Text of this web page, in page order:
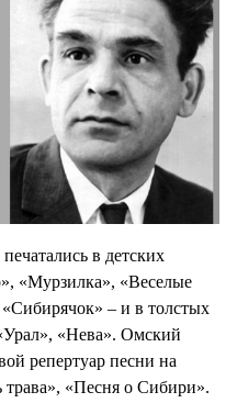
в детских
«Мурзилка», «Веселые
– и в толстых
«Нева». Омский
репертуар песни на
«Песня о Сибири».